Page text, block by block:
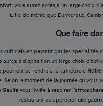
vous aurez accès à un large choix
Lille, de même que Dunkerque,
Que faire
culturels en passant par les spécialités
aurez à disposition un large choix
pourront se rendre à la cathédrale
le moment de la journée où
Gaullevous invite à respirer
restaurant ou apprécier une